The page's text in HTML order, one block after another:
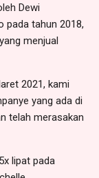
Dewi
pada tahun 2018,
menjual
2021, kami
yang ada di
telah merasakan
lipat pada